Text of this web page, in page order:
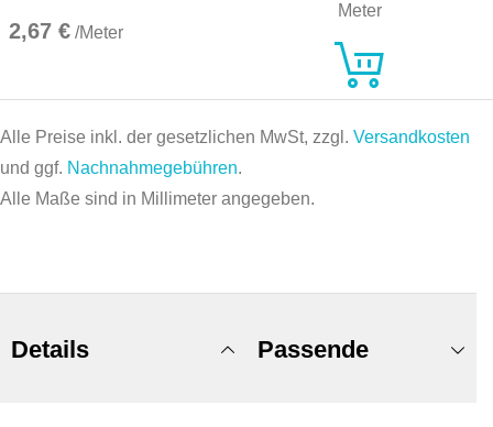
2,67 € /Meter
Meter
Alle Preise inkl. der gesetzlichen MwSt, zzgl. Versandkosten
und ggf. Nachnahmegebühren.
Alle Maße sind in Millimeter angegeben.
Details Passende